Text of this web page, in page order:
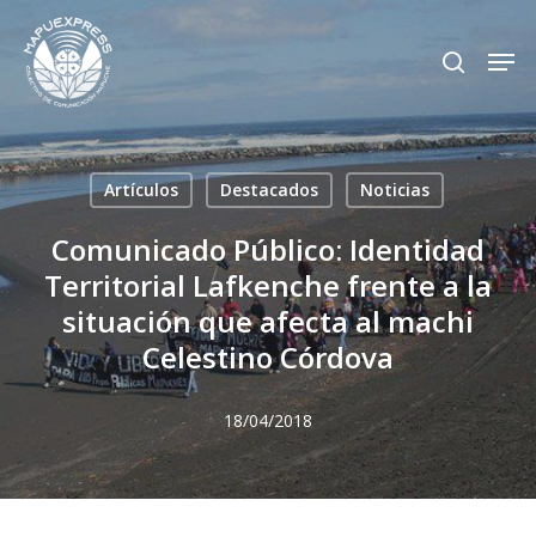
main
content
search
Artículos Destacados Noticias
Comunicado Público: Identidad
Territorial Lafkenche frente a la
situación que afecta al machi
Celestino Córdova
18/04/2018
Close
Menu